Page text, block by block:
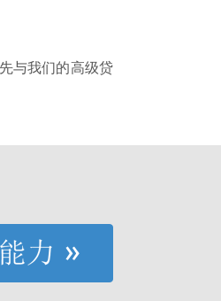
与我们的高级贷